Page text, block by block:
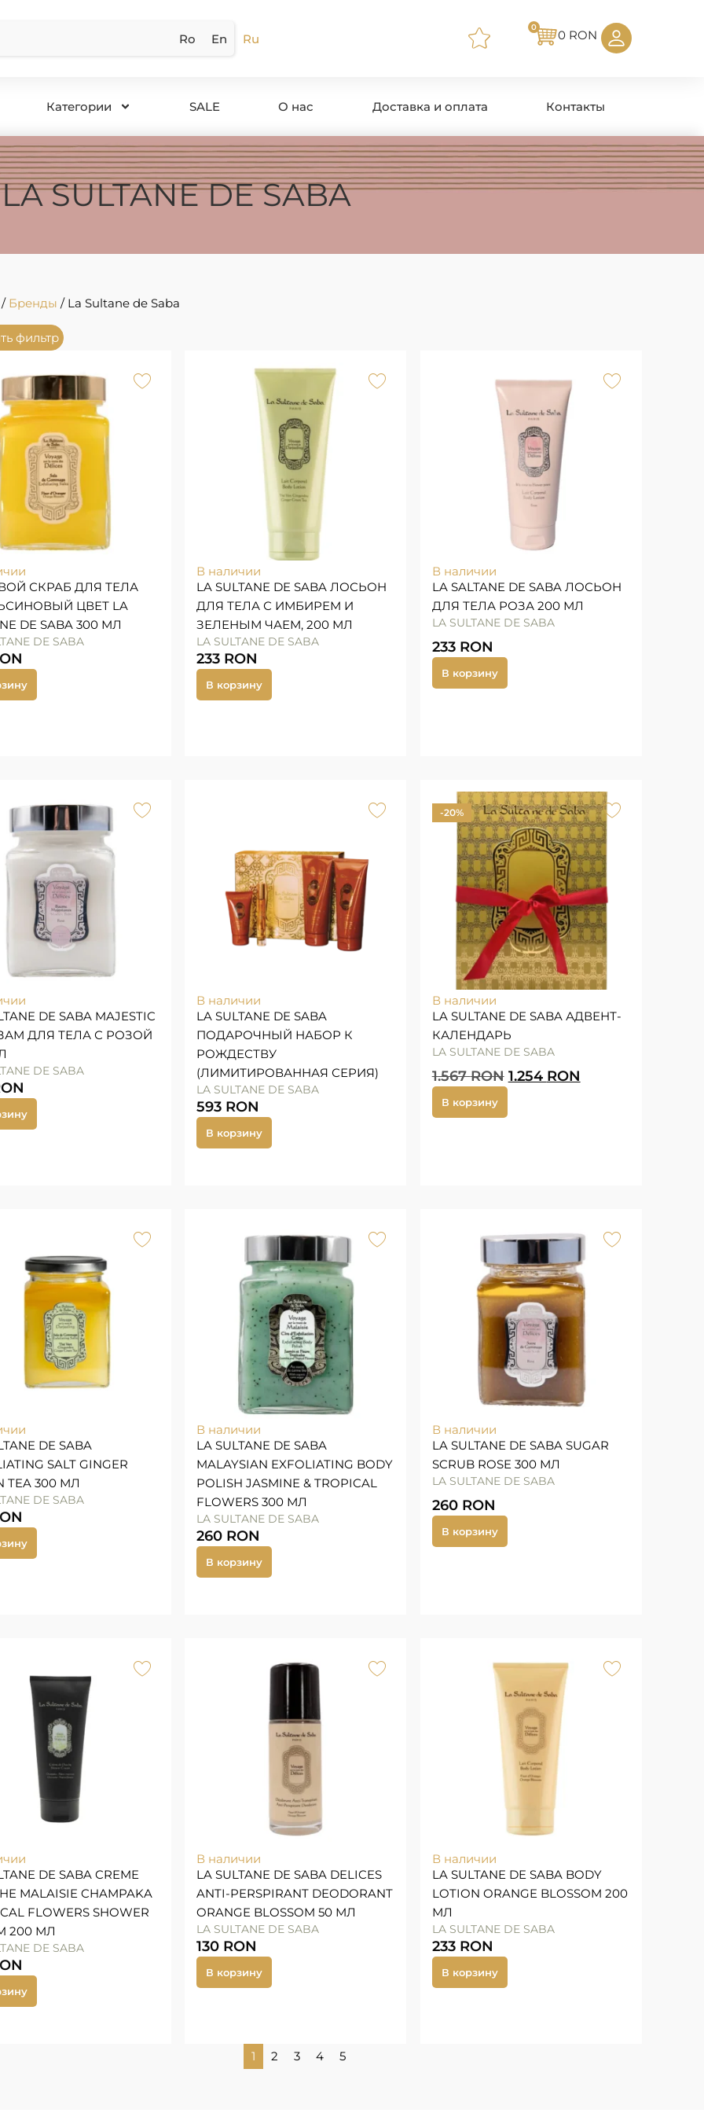
Ro En Ru 0 RON
0
Категории SALE О нас Доставка и оплата Контакты
LA SULTANE DE SABA
/ Бренды / La Sultane de Saba
фильтр
СКРАБ ДЛЯ ТЕЛА
ЦВЕТ LA
DE SABA 300 МЛ
DE SABA
В наличии
LA SULTANE DE SABA ЛОСЬОН
ДЛЯ ТЕЛА С ИМБИРЕМ И
ЗЕЛЕНЫМ ЧАЕМ, 200 МЛ
LA SULTANE DE SABA
233 RON
В корзину
В наличии
LA SALTANE DE SABA ЛОСЬОН
ДЛЯ ТЕЛА РОЗА 200 МЛ
LA SULTANE DE SABA
233 RON
В корзину
DE SABA MAJESTIC
ДЛЯ ТЕЛА С РОЗОЙ
DE SABA
В наличии
LA SULTANE DE SABA
ПОДАРОЧНЫЙ НАБОР К
РОЖДЕСТВУ
(ЛИМИТИРОВАННАЯ СЕРИЯ)
LA SULTANE DE SABA
593 RON
В корзину
-20%
В наличии
LA SULTANE DE SABA АДВЕНТ-
КАЛЕНДАРЬ
LA SULTANE DE SABA
1.567RON 1.254 RON
В корзину
DE SABA
SALT GINGER
TEA 300 МЛ
DE SABA
В наличии
LA SULTANE DE SABA
MALAYSIAN EXFOLIATING BODY
POLISH JASMINE & TROPICAL
FLOWERS 300 МЛ
LA SULTANE DE SABA
260 RON
В корзину
В наличии
LA SULTANE DE SABA SUGAR
SCRUB ROSE 300 МЛ
LA SULTANE DE SABA
260 RON
В корзину
DE SABA CREME
MALAISIE CHAMPAKA
FLOWERS SHOWER
200 МЛ
DE SABA
В наличии
LA SULTANE DE SABA DELICES
ANTI-PERSPIRANT DEODORANT
ORANGE BLOSSOM 50 МЛ
LA SULTANE DE SABA
130 RON
В корзину
В наличии
LA SULTANE DE SABA BODY
LOTION ORANGE BLOSSOM 200
МЛ
LA SULTANE DE SABA
233 RON
В корзину
1 2 3 4 5